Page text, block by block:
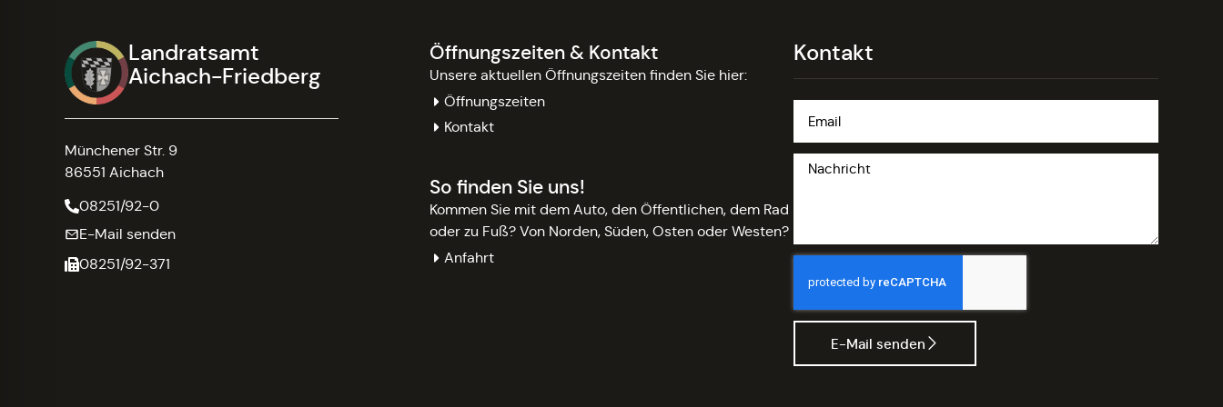
Landratsamt
Aichach-Friedberg
Münchener Str. 9
86551 Aichach
08251/92-0
E-Mail senden
08251/92-371
Öffnungszeiten & Kontakt
Unsere aktuellen Öffnungszeiten finden Sie hier:
Öffnungszeiten
Kontakt
So finden Sie uns!
Kommen Sie mit dem Auto, den Öffentlichen, dem Rad
oder zu Fuß? Von Norden, Süden, Osten oder Westen?
Anfahrt
Kontakt
E-Mail senden